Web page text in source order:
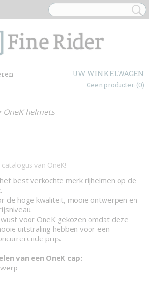
UW WINKELWAGEN
Geen producten (0)
OneK helmets
van OneK!
best verkochte merk rijhelmen op de
de hoge kwaliteit, mooie ontwerpen en
voor OneK gekozen omdat deze
uitstraling hebben voor een
prijs.
van een OneK cap: